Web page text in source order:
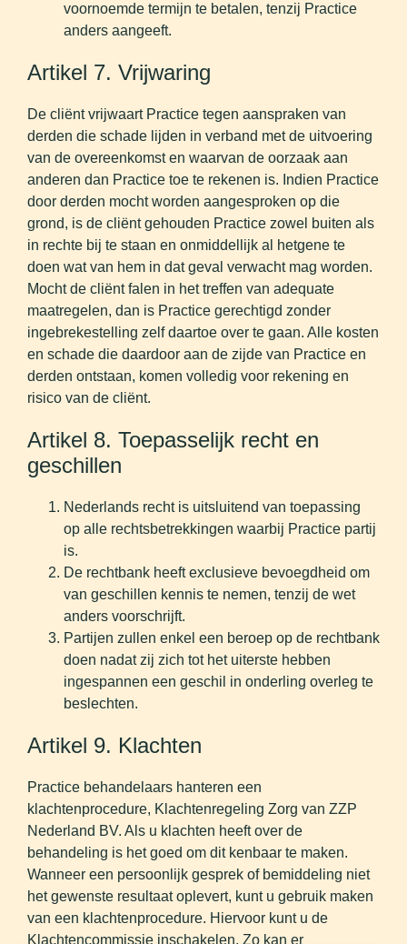
voornoemde termijn te betalen, tenzij Practice
anders aangeeft.
Artikel 7. Vrijwaring
De cliënt vrijwaart Practice tegen aanspraken van
derden die schade lijden in verband met de uitvoering
van de overeenkomst en waarvan de oorzaak aan
anderen dan Practice toe te rekenen is. Indien Practice
door derden mocht worden aangesproken op die
grond, is de cliënt gehouden Practice zowel buiten als
in rechte bij te staan en onmiddellijk al hetgene te
doen wat van hem in dat geval verwacht mag worden.
Mocht de cliënt falen in het treffen van adequate
maatregelen, dan is Practice gerechtigd zonder
ingebrekestelling zelf daartoe over te gaan. Alle kosten
en schade die daardoor aan de zijde van Practice en
derden ontstaan, komen volledig voor rekening en
risico van de cliënt.
Artikel 8. Toepasselijk recht en
geschillen
Nederlands recht is uitsluitend van toepassing
op alle rechtsbetrekkingen waarbij Practice partij
is.
De rechtbank heeft exclusieve bevoegdheid om
van geschillen kennis te nemen, tenzij de wet
anders voorschrijft.
Partijen zullen enkel een beroep op de rechtbank
doen nadat zij zich tot het uiterste hebben
ingespannen een geschil in onderling overleg te
beslechten.
Artikel 9. Klachten
Practice behandelaars hanteren een
klachtenprocedure, Klachtenregeling Zorg van ZZP
Nederland BV. Als u klachten heeft over de
behandeling is het goed om dit kenbaar te maken.
Wanneer een persoonlijk gesprek of bemiddeling niet
het gewenste resultaat oplevert, kunt u gebruik maken
van een klachtenprocedure. Hiervoor kunt u de
Klachtencommissie inschakelen. Zo kan er